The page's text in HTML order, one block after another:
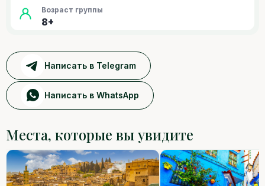
Возраст группы
8+
Написать в Telegram
Написать в WhatsApp
Места, которые вы увидите